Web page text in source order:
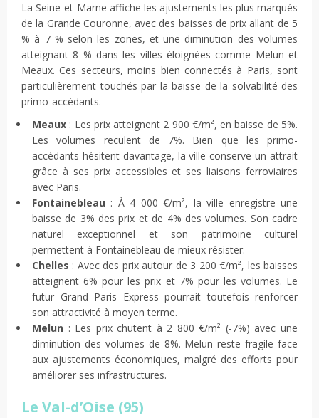
La Seine-et-Marne affiche les ajustements les plus marqués
de la Grande Couronne, avec des baisses de prix allant de 5
% à 7 % selon les zones, et une diminution des volumes
atteignant 8 % dans les villes éloignées comme Melun et
Meaux. Ces secteurs, moins bien connectés à Paris, sont
particulièrement touchés par la baisse de la solvabilité des
primo-accédants.
Meaux : Les prix atteignent 2 900 €/m², en baisse de 5%.
Les volumes reculent de 7%. Bien que les primo-
accédants hésitent davantage, la ville conserve un attrait
grâce à ses prix accessibles et ses liaisons ferroviaires
avec Paris.
Fontainebleau : À 4 000 €/m², la ville enregistre une
baisse de 3% des prix et de 4% des volumes. Son cadre
naturel exceptionnel et son patrimoine culturel
permettent à Fontainebleau de mieux résister.
Chelles : Avec des prix autour de 3 200 €/m², les baisses
atteignent 6% pour les prix et 7% pour les volumes. Le
futur Grand Paris Express pourrait toutefois renforcer
son attractivité à moyen terme.
Melun : Les prix chutent à 2 800 €/m² (-7%) avec une
diminution des volumes de 8%. Melun reste fragile face
aux ajustements économiques, malgré des efforts pour
améliorer ses infrastructures.
Le Val-d’Oise (95)